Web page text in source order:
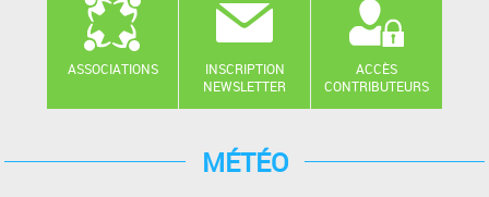
ASSOCIATIONS
INSCRIPTION
NEWSLETTER
ACCÈS
CONTRIBUTEURS
MÉTÉO